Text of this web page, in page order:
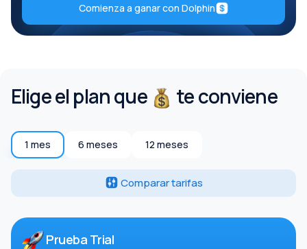
Comienza a ganar con Dolphin
Elige el plan que te conviene
1 mes 6 meses 12 meses
Comparar tarifas
Prueba Trial